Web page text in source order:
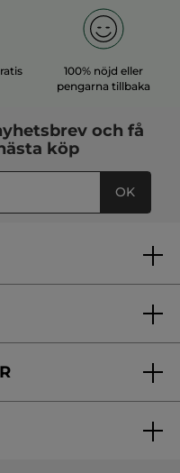
100% nöjd eller
pengarna tillbaka
och få
köp
OK